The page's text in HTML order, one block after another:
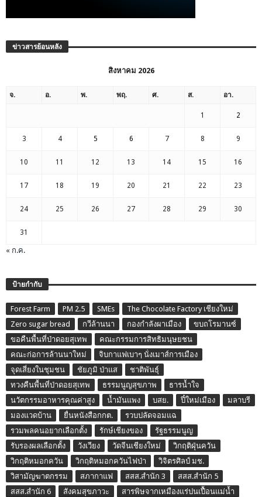
ข่าวสารย้อนหลัง
สิงหาคม 2026
จ. อ. พ. พฤ. ศ. ส. อา.
1 2
3 4 5 6 7 8 9
10 11 12 13 14 15 16
17 18 19 20 21 22 23
24 25 26 27 28 29 30
31
« ก.ค.
ป้ายกำกับ
Forest Farm PM 2.5 SMEs
The Chocolate Factory เชียงใหม่
Zero sugar bread
กวีล้านนา กองกำลังผาเมือง
ขบถโรมานซ์
ขอคืนพื้นที่ป่าดอยสุเทพ
คณะกรรมการสิทธิมนุษยชน
คณะก่อการล้านนาใหม่
จิบกาแฟเบาๆ นั่งเมาส์การเมือง
จุดเสี่ยงในชุมชน
ชัยภูมิ ป่าแส
ชาติพันธุ์
ทวงคืนพื้นที่ป่าดอยสุเทพ
ธรรมนูญสุขภาพ
ธารน้ำใจ
นวัตกรรมอาหารคุณค่าสูง
น้ำมันแพง บสย. ปี๋ใหม่เมือง
มลาบรี
มองแวดบ้าน
ยื่นหนังสือกกต.
รวบปลัดจอมแฉ
รวมพลคนอยากเลือกตั้ง
รักษ์เชียงของ
รัฐธรรมนูญ
รับรองผลเลือกตั้ง
วังเวียง วัดจีนเชียงใหม่
วิกฤติฝุ่นควัน
วิกฤติหมอกควัน
วิกฤติหมอกควันไฟป่า
วิจิตรศิลป์ มช.
วิสามัญฆาตกรรม
สภากาแฟ สสส.สำนัก 3
สสส.สำนัก 5
สสส.สำนัก 6
สังคมสุขภาวะ
สารพิษจากเหมืองแร่ปนเปื้อนแม่น้ำ